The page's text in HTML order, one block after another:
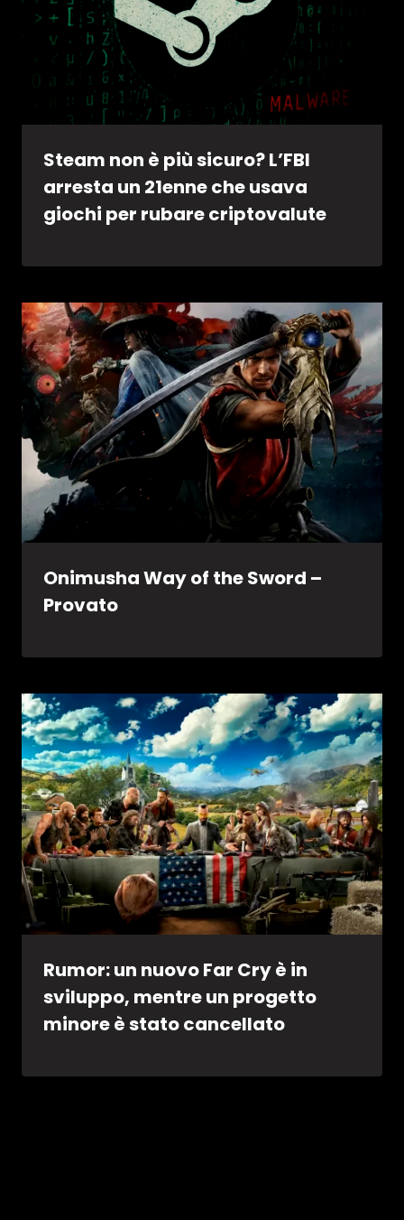
Steam non è più sicuro? L’FBI
arresta un 21enne che usava
giochi per rubare criptovalute
Onimusha Way of the Sword –
Provato
Rumor: un nuovo Far Cry è in
sviluppo, mentre un progetto
minore è stato cancellato